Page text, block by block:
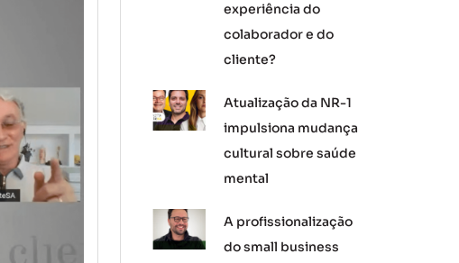
experiência do
colaborador e do
cliente?
Atualização da NR-1
impulsiona mudança
cultural sobre saúde
mental
A profissionalização
do small business